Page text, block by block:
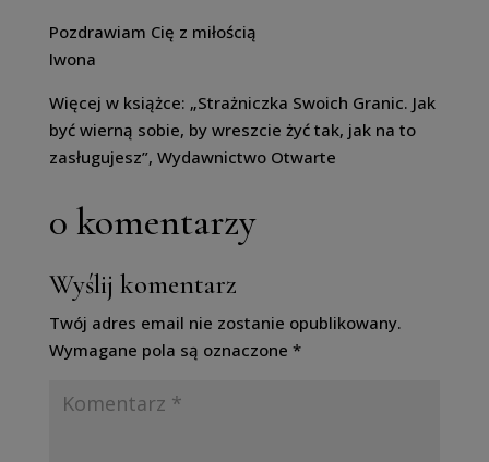
Pozdrawiam Cię z miłością
Iwona
Więcej w książce: „Strażniczka Swoich Granic. Jak
być wierną sobie, by wreszcie żyć tak, jak na to
zasługujesz”, Wydawnictwo Otwarte
0 komentarzy
Wyślij komentarz
Twój adres email nie zostanie opublikowany.
Wymagane pola są oznaczone *